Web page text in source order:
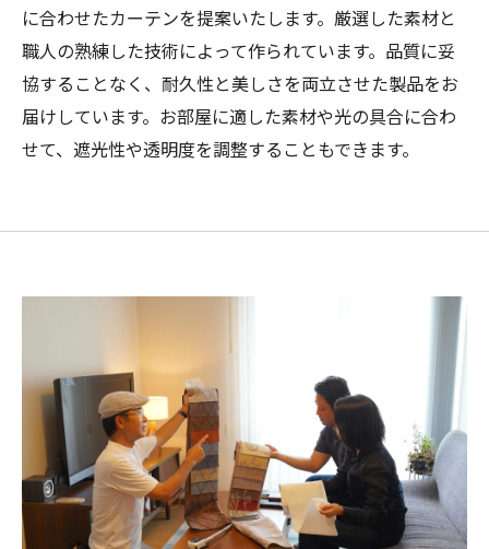
に合わせたカーテンを提案いたします。厳選した素材と
職人の熟練した技術によって作られています。品質に妥
協することなく、耐久性と美しさを両立させた製品をお
届けしています。お部屋に適した素材や光の具合に合わ
せて、遮光性や透明度を調整することもできます。